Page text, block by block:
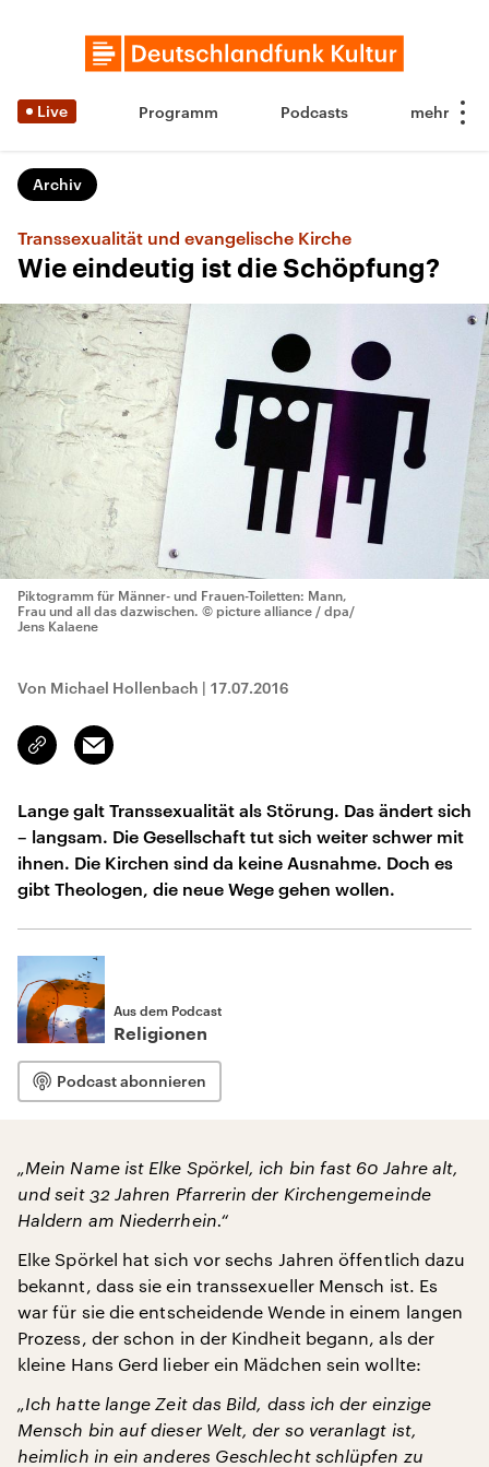
Live Programm Podcasts
Archiv
Transsexualität und evangelische Kirche
Wie eindeutig ist die Schöpfung?
Piktogramm für Männer- und Frauen-Toiletten: Mann,
Frau und all das dazwischen. © picture alliance / dpa/
Jens Kalaene
Von Michael Hollenbach | 17.07.2016
Link
kopieren/teilen
Email
Lange galt Transsexualität als Störung. Das ändert sich
– langsam. Die Gesellschaft tut sich weiter schwer mit
ihnen. Die Kirchen sind da keine Ausnahme. Doch es
gibt Theologen, die neue Wege gehen wollen.
Aus dem Podcast
Religionen
Podcast abonnieren
„Mein Name ist Elke Spörkel, ich bin fast 60 Jahre alt,
und seit 32 Jahren Pfarrerin der Kirchengemeinde
Haldern am Niederrhein.“
Elke Spörkel hat sich vor sechs Jahren öffentlich dazu
bekannt, dass sie ein transsexueller Mensch ist. Es
war für sie die entscheidende Wende in einem langen
Prozess, der schon in der Kindheit begann, als der
kleine Hans Gerd lieber ein Mädchen sein wollte:
„Ich hatte lange Zeit das Bild, dass ich der einzige
Mensch bin auf dieser Welt, der so veranlagt ist,
heimlich in ein anderes Geschlecht schlüpfen zu